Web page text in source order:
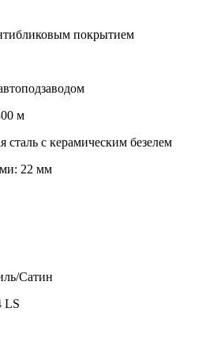
покрытием
м
с керамическим безелем
22 мм
Сатин
LS